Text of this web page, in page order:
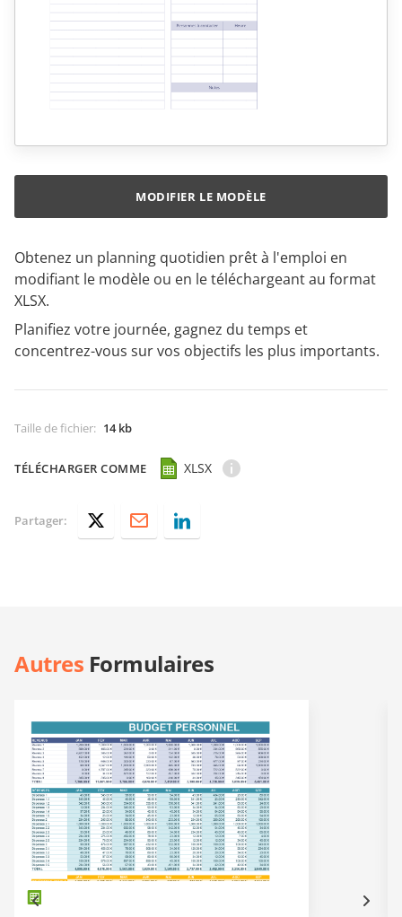
Obtenez un planning quotidien prêt à l'emploi en
modifiant le modèle ou en le téléchargeant au format
XLSX.
Planifiez votre journée, gagnez du temps et
concentrez-vous sur vos objectifs les plus importants.
Taille de fichier: 14 kb
TÉLÉCHARGER COMME XLSX
MODIFIER LE MODÈLE
Partager:
Autres Formulaires